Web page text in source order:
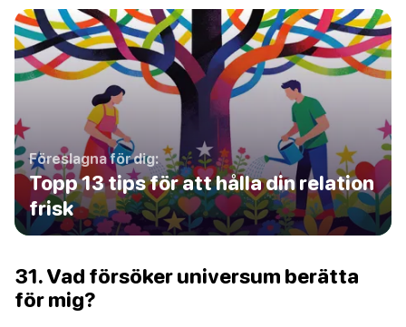
Föreslagna för dig:
Topp 13 tips för att hålla din relation
frisk
31. Vad försöker universum berätta
för mig?